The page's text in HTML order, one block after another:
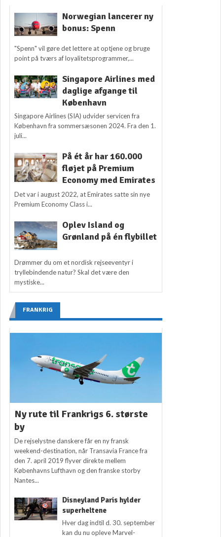
Norwegian lancerer ny
bonus: Spenn
"Spenn" vil gøre det lettere at optjene og bruge
point på tværs af loyalitetsprogrammer,...
Singapore Airlines med
daglige afgange til
København
Singapore Airlines (SIA) udvider servicen fra
København fra sommersæsonen 2024. Fra den 1.
juli...
På ét år har 160.000
fløjet på Premium
Economy med Emirates
Det var i august 2022, at Emirates satte sin nye
Premium Economy Class i...
Oplev Island og
Grønland på én flybillet
Drømmer du om et nordisk rejseeventyr i
tryllebindende natur? Skal det være den
mystiske...
FRANKRIG
Ny rute til Frankrigs 6. største
by
De rejselystne danskere får en ny fransk
weekend-destination, når Transavia France fra
den 7. april 2019 flyver direkte mellem
Københavns Lufthavn og den franske storby
Nantes...
Disneyland Paris hylder
superheltene
Hver dag indtil d. 30. september
kan du nu opleve Marvel-